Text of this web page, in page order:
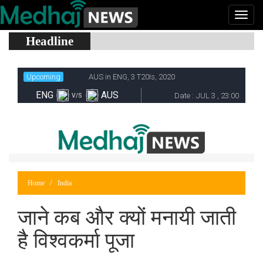
Headline
Home India
जाने कब और क्यों मनायी जाती
है विश्वकर्मा पूजा